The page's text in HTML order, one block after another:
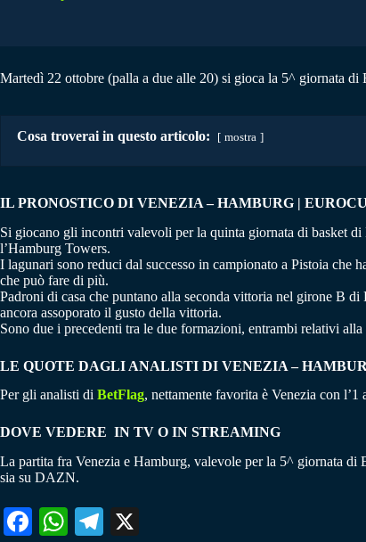
Martedì 22 ottobre (palla a due alle 20) si gioca la 5^ giornata
Cosa troverai in questo articolo: mostra
IL PRONOSTICO DI VENEZIA – HAMBURG |
Si giocano gli incontri valevoli per la quinta giornata di basket
l’Hamburg Towers.
I lagunari sono reduci dal successo in campionato a Pistoia che
che può fare di più.
Padroni di casa che puntano alla seconda vittoria nel girone B
ancora assoporato il gusto della vittoria.
Sono due i precedenti tra le due formazioni, entrambi relativi
LE QUOTE DAGLI ANALISTI DI VENEZIA –
Per gli analisti di BetFlag, nettamente favorita è Venezia con
DOVE VEDERE IN TV O IN STREAMING
La partita fra Venezia e Hamburg, valevole per la 5^ giornata di
sia su DAZN.
Fa W
Te